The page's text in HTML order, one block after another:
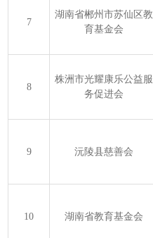
7
湖南省郴州市苏仙区教
育基金会
8
株洲市光耀康乐公益服
务促进会
9 沅陵县慈善会
10 湖南省教育基金会